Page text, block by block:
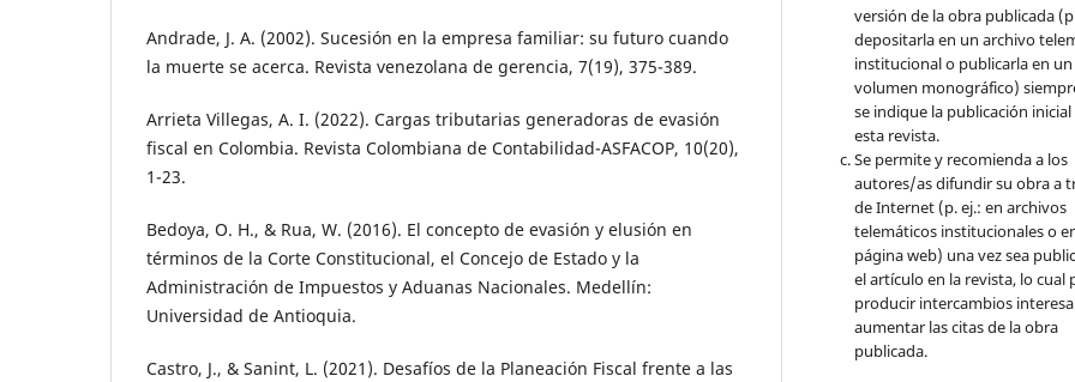
Andrade, J. A. (2002). Sucesión en la empresa familiar: su futuro cuando
la muerte se acerca. Revista venezolana de gerencia, 7(19), 375-389.
Arrieta Villegas, A. I. (2022). Cargas tributarias generadoras de evasión
fiscal en Colombia. Revista Colombiana de Contabilidad-ASFACOP, 10(20),
1-23.
Bedoya, O. H., & Rua, W. (2016). El concepto de evasión y elusión en
términos de la Corte Constitucional, el Concejo de Estado y la
Administración de Impuestos y Aduanas Nacionales. Medellín:
Universidad de Antioquia.
Castro, J., & Sanint, L. (2021). Desafíos de la Planeación Fiscal frente a las
versión de la obra publicada
depositarla en un archivo
institucional o publicarla en un
volumen monográfico)
se indique la publicación inicial
esta revista.
Se permite y recomienda a los
autores/as difundir su obra a
de Internet (p. ej.: en archivos
telemáticos institucionales o
página web) una vez sea
el artículo en la revista, lo cual
producir intercambios
aumentar las citas de la obra
publicada.